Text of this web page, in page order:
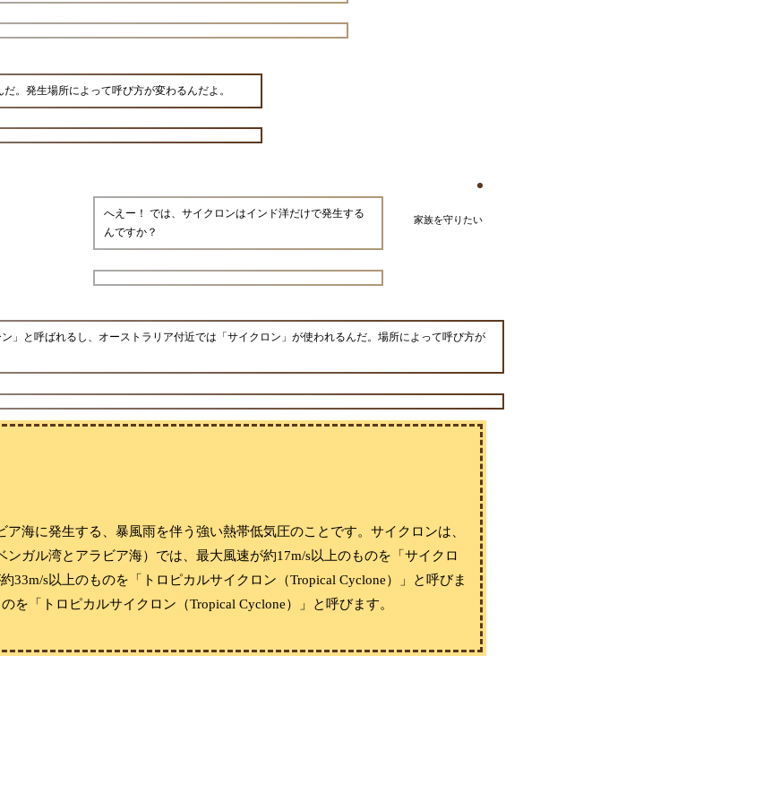
。発生場所によって呼び方が変わるんだよ。
家族を守りたい
へえー！ では、サイクロンはインド洋だけで発生する
んですか？
」と呼ばれるし、オーストラリア付近では「サイクロン」が使われるんだ。場所によって呼び方が
海に発生する、暴風雨を伴う強い熱帯低気圧のことです。サイクロンは、
ガル湾とアラビア海）では、最大風速が約17m/s以上のものを「サイクロ
s以上のものを「トロピカルサイクロン（Tropical Cyclone）」と呼びま
「トロピカルサイクロン（Tropical Cyclone）」と呼びます。